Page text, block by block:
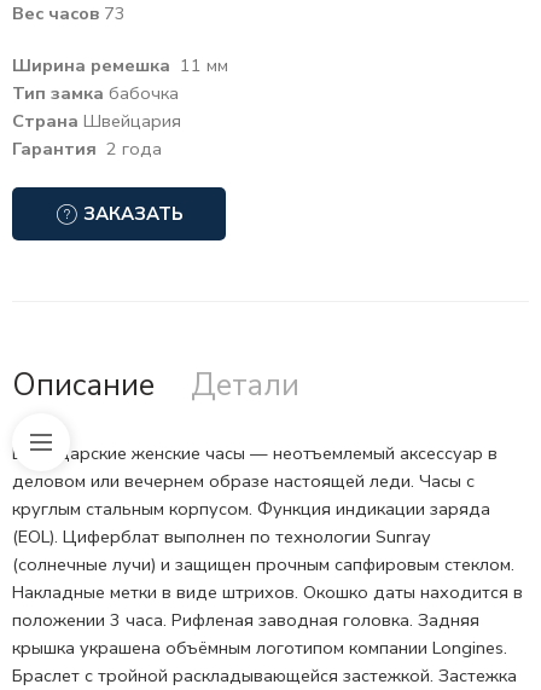
Вес часов 73
Ширина ремешка 11 мм
Тип замка бабочка
Страна Швейцария
Гарантия 2 года
ЗАКАЗАТЬ
Описание Детали
Швейцарские женские часы — неотъемлемый аксессуар в
деловом или вечернем образе настоящей леди. Часы с
круглым стальным корпусом. Функция индикации заряда
(EOL). Циферблат выполнен по технологии Sunray
(солнечные лучи) и защищен прочным сапфировым стеклом.
Накладные метки в виде штрихов. Окошко даты находится в
положении 3 часа. Рифленая заводная головка. Задняя
крышка украшена объёмным логотипом компании Longines.
Браслет с тройной раскладывающейся застежкой. Застежка